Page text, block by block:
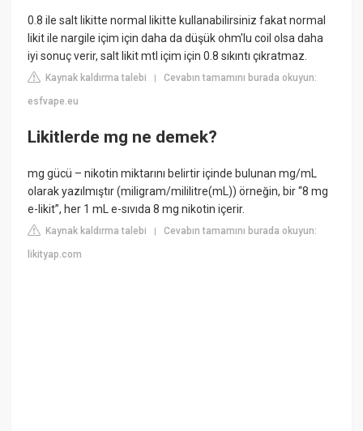
0.8 ile salt likitte normal likitte kullanabilirsiniz fakat normal
likit ile nargile içim için daha da düşük ohm'lu coil olsa daha
iyi sonuç verir, salt likit mtl içim için 0.8 sıkıntı çıkratmaz.
Kaynak kaldırma talebi |Cevabın tamamını burada okuyun:
esfvape.eu
Likitlerde mg ne demek?
mg gücü – nikotin miktarını belirtir içinde bulunan mg/mL
olarak yazılmıştır (miligram/mililitre(mL)) örneğin, bir “8 mg
e-likit”, her 1 mL e-sıvıda 8 mg nikotin içerir.
Kaynak kaldırma talebi |Cevabın tamamını burada okuyun:
likityap.com